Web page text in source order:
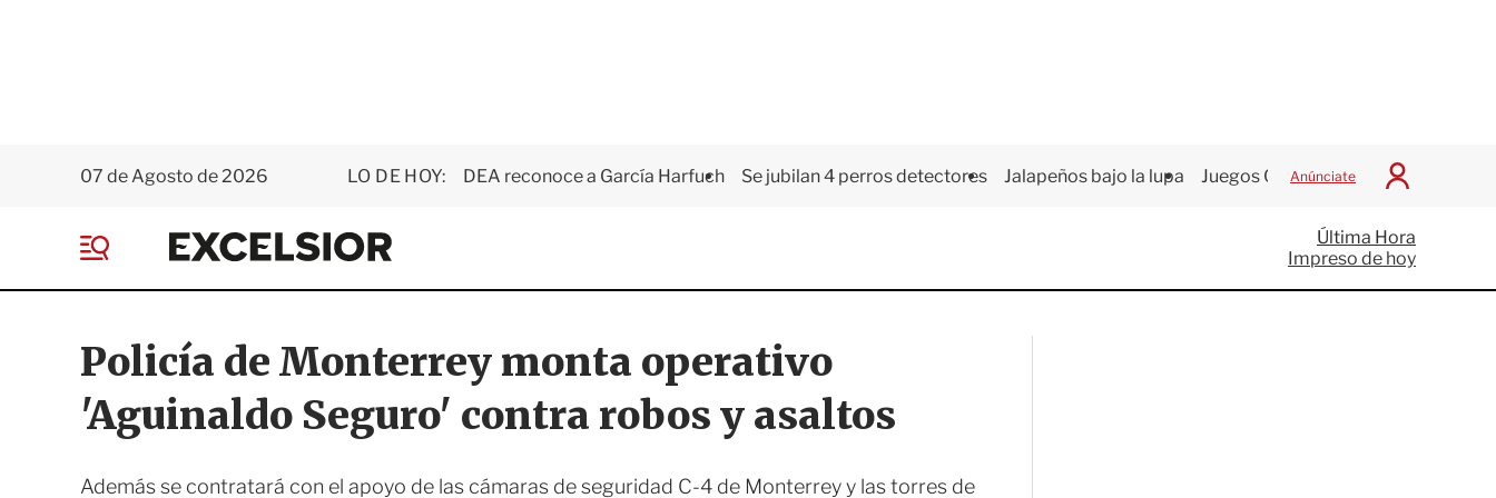
07 de Agosto de 2026 LO DE HOY: DEA reconoce a García Harfuch Se jubilan 4 perros detectores Jalapeños bajo la lupa Juegos Centroamericanos
Anúnciate
I
c
i
a
E
x
e
i
o
r
e
Última Hora
Impreso de hoy
Policía de Monterrey monta operativo
'Aguinaldo Seguro' contra robos y asaltos
Además se contratará con el apoyo de las cámaras de seguridad C-4 de Monterrey y las torres de